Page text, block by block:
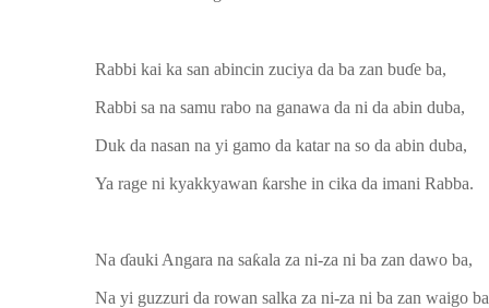
Rabbi kai ka san abincin zuciya da ba zan buɗe ba,
Rabbi sa na samu rabo na ganawa da ni da abin duba,
Duk da nasan na yi gamo da katar na so da abin duba,
Ya rage ni kyakkyawan ƙarshe in cika da imani Rabba.
Na ɗauki Angara na saƙala za ni-za ni ba zan dawo ba,
Na yi guzzuri da rowan salka za ni-za ni ba zan waigo